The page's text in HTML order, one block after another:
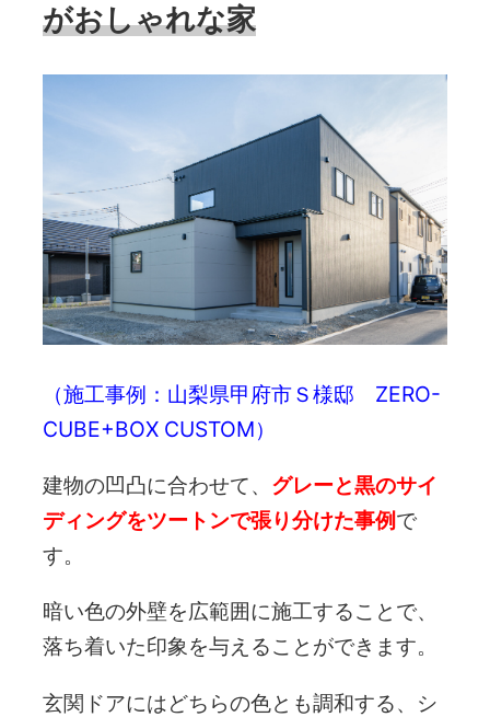
がおしゃれな家
（施工事例：山梨県甲府市Ｓ様邸 ZERO-
CUBE+BOX CUSTOM）
建物の凹凸に合わせて、 グレーと黒のサイ
ディングをツートンで張り分けた事例で
す。
暗い色の外壁を広範囲に施工することで、
落ち着いた印象を与えることができます。
玄関ドアにはどちらの色とも調和する、シ